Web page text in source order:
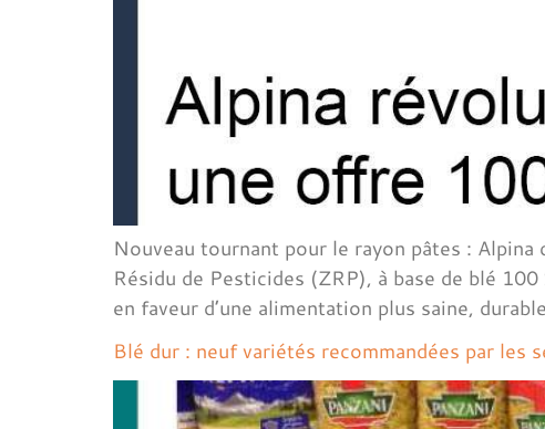
Nouveau tournant pour le rayon pâtes :
Résidu de Pesticides (ZRP), à base de blé
en faveur d’une alimentation plus saine,
Blé dur : neuf variétés recommandées par les